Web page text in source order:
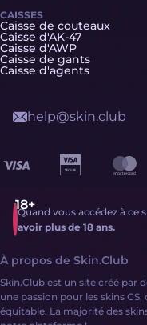
CAISSES
Caisse de couteaux
Caisse d'AK-47
Caisse d'AWP
Caisse de gants
Caisse d'agents
Quand vous accédez à ce
avoir plus de 18 ans.
help@skin.club
À propos de Skin.Club
Skin.Club est un site créé par
une passion pour les skins
équitable. La majorité des